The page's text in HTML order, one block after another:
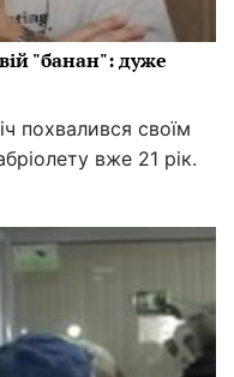
"банан": дуже
похвалився своїм
вже 21 рік.